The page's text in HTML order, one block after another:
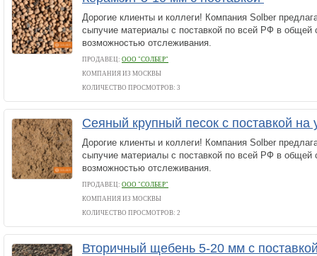
Дорогие клиенты и коллеги! Компания Solber
сыпучие материалы с поставкой по всей РФ в общей
возможностью отслеживания.
ПРОДАВЕЦ: ООО "СОЛБЕР"
КОМПАНИЯ ИЗ МОСКВЫ
КОЛИЧЕСТВО ПРОСМОТРОВ: 3
Сеяный крупный песок с поставкой на
Дорогие клиенты и коллеги! Компания Solber
сыпучие материалы с поставкой по всей РФ в общей
возможностью отслеживания.
ПРОДАВЕЦ: ООО "СОЛБЕР"
КОМПАНИЯ ИЗ МОСКВЫ
КОЛИЧЕСТВО ПРОСМОТРОВ: 2
Вторичный щебень 5-20 мм с